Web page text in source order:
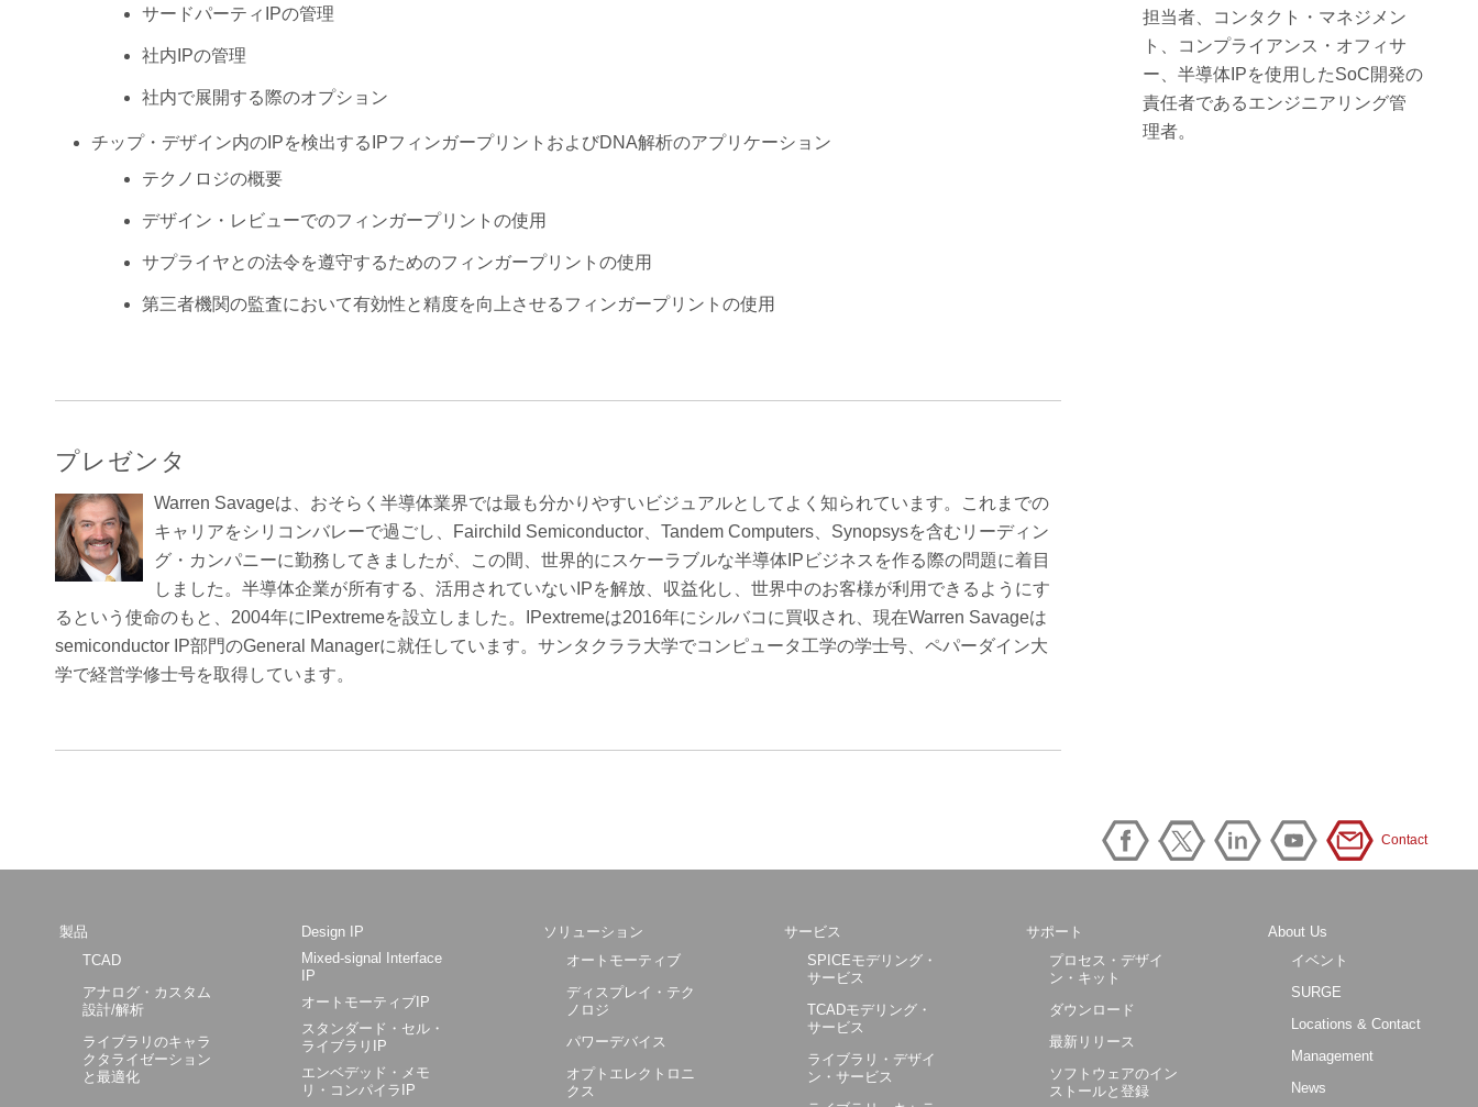
サードパーティIPの管理
社内IPの管理
社内で展開する際のオプション
チップ・デザイン内のIPを検出するIPフィンガープリントおよびDNA解析のアプリケーション
テクノロジの概要
デザイン・レビューでのフィンガープリントの使用
サプライヤとの法令を遵守するためのフィンガープリントの使用
第三者機関の監査において有効性と精度を向上させるフィンガープリントの使用
プレゼンタ
Warren Savageは、おそらく半導体業界では最も分かりやすいビジュアルとしてよく知られています。これまでの
キャリアをシリコンバレーで過ごし、Fairchild Semiconductor、Tandem Computers、Synopsysを含むリーディン
グ・カンパニーに勤務してきましたが、この間、世界的にスケーラブルな半導体IPビジネスを作る際の問題に着目
しました。半導体企業が所有する、活用されていないIPを解放、収益化し、世界中のお客様が利用できるようにす
るという使命のもと、2004年にIPextremeを設立しました。IPextremeは2016年にシルバコに買収され、現在Warren Savageは
semiconductor IP部門のGeneral Managerに就任しています。サンタクララ大学でコンピュータ工学の学士号、ペパーダイン大
学で経営学修士号を取得しています。
担当者、コンタクト・マネジメン
ト、コンプライアンス・オフィサ
ー、半導体IPを使用したSoC開発の
責任者であるエンジニアリング管
理者。
Contact
製品
TCAD
アナログ・カスタム
設計/解析
ライブラリのキャラ
クタライゼーション
と最適化
Design IP
Mixed-signal Interface
IP
オートモーティブIP
スタンダード・セル・
ライブラリIP
エンベデッド・メモ
リ・コンパイラIP
ソリューション
オートモーティブ
ディスプレイ・テク
ノロジ
パワーデバイス
オプトエレクトロニ
クス
サービス
SPICEモデリング・
サービス
TCADモデリング・
サービス
ライブラリ・デザイ
ン・サービス
サポート
プロセス・デザイ
ン・キット
ダウンロード
最新リリース
ソフトウェアのイン
ストールと登録
About Us
イベント
SURGE
Locations & Contact
Management
News